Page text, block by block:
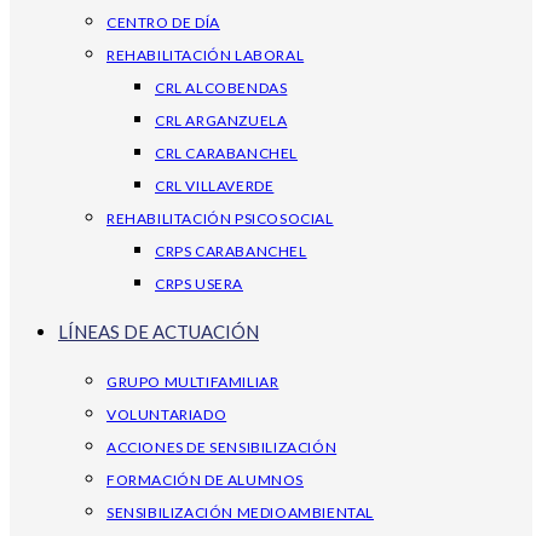
CENTRO DE DÍA
REHABILITACIÓN LABORAL
CRL ALCOBENDAS
CRL ARGANZUELA
CRL CARABANCHEL
CRL VILLAVERDE
REHABILITACIÓN PSICOSOCIAL
CRPS CARABANCHEL
CRPS USERA
LÍNEAS DE ACTUACIÓN
GRUPO MULTIFAMILIAR
VOLUNTARIADO
ACCIONES DE SENSIBILIZACIÓN
FORMACIÓN DE ALUMNOS
SENSIBILIZACIÓN MEDIOAMBIENTAL